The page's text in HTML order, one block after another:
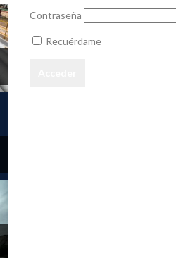
Contraseña
Recuérdame